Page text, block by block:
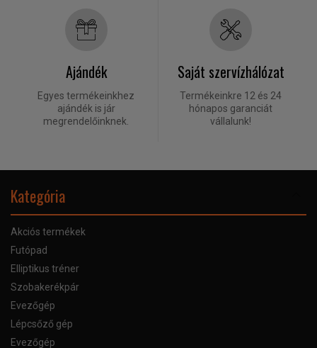
Ajándék
Egyes termékeinkhez
ajándék is jár
megrendelőinknek.
Saját szervízhálózat
Termékeinkre 12 és 24
hónapos garanciát
vállalunk!
Kategória
Akciós termékek
Futópad
Elliptikus tréner
Szobakerékpár
Evezőgép
Lépcsőző gép
Evezőgép